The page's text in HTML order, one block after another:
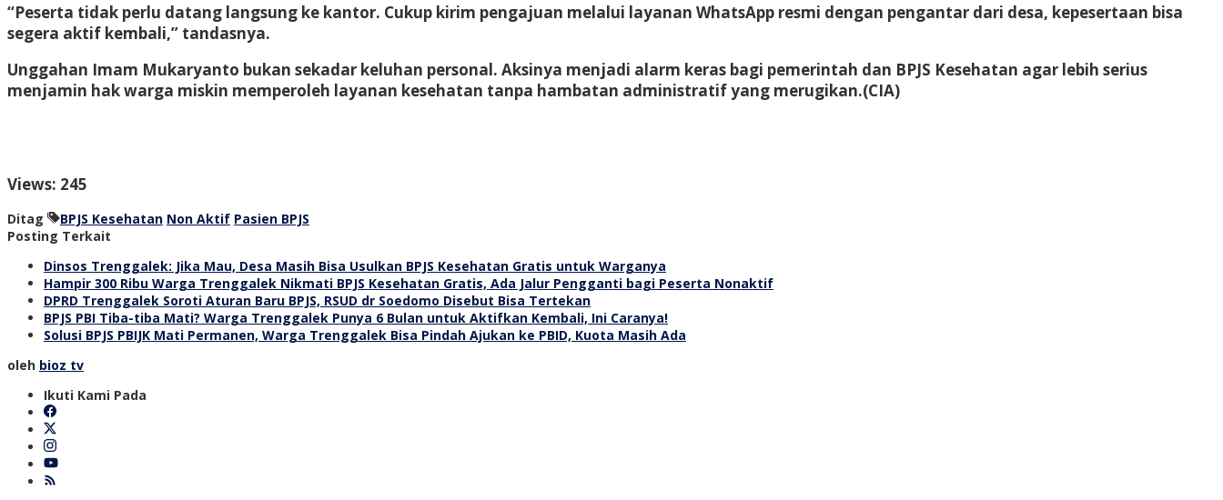
“Peserta tidak perlu datang langsung ke kantor. Cukup kirim pengajuan melalui layanan WhatsApp resmi dengan pengantar dari desa, kepesertaan bisa
segera aktif kembali,” tandasnya.
Unggahan Imam Mukaryanto bukan sekadar keluhan personal. Aksinya menjadi alarm keras bagi pemerintah dan BPJS Kesehatan agar lebih serius
menjamin hak warga miskin memperoleh layanan kesehatan tanpa hambatan administratif yang merugikan.(CIA)
Views: 245
Ditag BPJS Kesehatan Non Aktif Pasien BPJS
Posting Terkait
Dinsos Trenggalek: Jika Mau, Desa Masih Bisa Usulkan BPJS Kesehatan Gratis untuk Warganya
Hampir 300 Ribu Warga Trenggalek Nikmati BPJS Kesehatan Gratis, Ada Jalur Pengganti bagi Peserta Nonaktif
DPRD Trenggalek Soroti Aturan Baru BPJS, RSUD dr Soedomo Disebut Bisa Tertekan
BPJS PBI Tiba-tiba Mati? Warga Trenggalek Punya 6 Bulan untuk Aktifkan Kembali, Ini Caranya!
Solusi BPJS PBIJK Mati Permanen, Warga Trenggalek Bisa Pindah Ajukan ke PBID, Kuota Masih Ada
oleh bioz tv
Ikuti Kami Pada